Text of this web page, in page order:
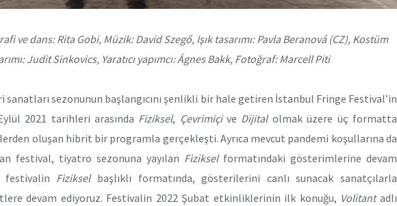
ve dans: Rita Gobi, Müzik: David Szegő, Işık tasarımı: Pavla Beranová (CZ), Kostüm
Judit Sinkovics, Yaratıcı yapımcı: Ágnes Bakk, Fotoğraf: Marcell Piti
sanatları sezonunun başlangıcını şenlikli bir hale getiren İstanbul Fringe Festival’in
2021 tarihleri arasında Fiziksel, Çevrimiçive Dijital olmak üzere üç formatta
oluşan hibrit bir programla gerçekleşti. Ayrıca mevcut pandemi koşullarına da
festival, tiyatro sezonuna yayılan Fizikselformatındaki gösterimlerine devam
festivalin Fizikselbaşlıklı formatında, gösterilerini canlı sunacak sanatçılarla
devam ediyoruz. Festivalin 2022 Şubat etkinliklerinin ilk konuğu, Volitantadlı